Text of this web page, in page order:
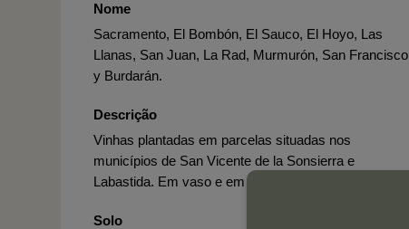
Nome
Sacramento, El Bombón, El Sauco, El Hoyo, Las
Llanas, San Juan, La Rad, Murmurón, San Francisco
y Burdarán.
Descrição
Vinhas plantadas em parcelas situadas nos
municípios de San Vicente de la Sonsierra e
Labastida. Em vaso e em regime de sequeiro.
Solo